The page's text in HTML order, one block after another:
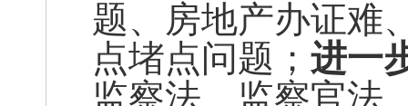
题、房地产办证难
点堵点问题； 进一
监察法、监察官法